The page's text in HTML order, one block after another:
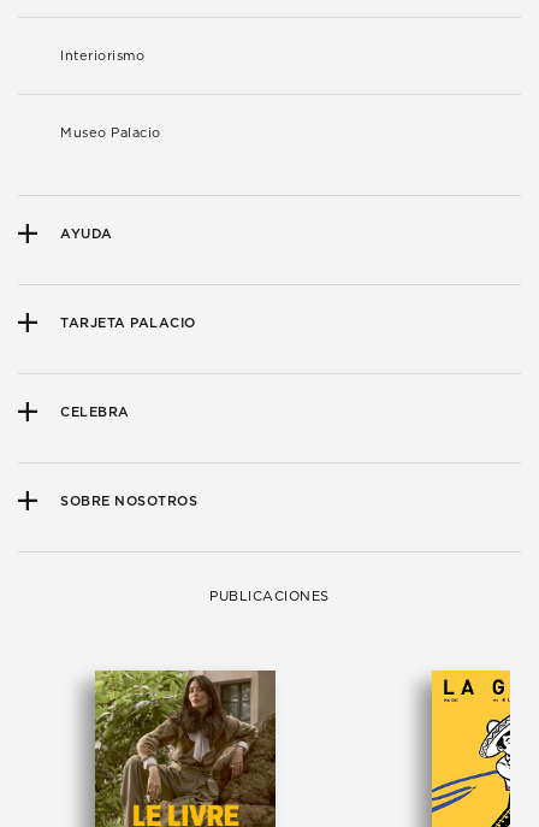
Interiorismo
Museo Palacio
AYUDA
TARJETA PALACIO
CELEBRA
SOBRE NOSOTROS
PUBLICACIONES